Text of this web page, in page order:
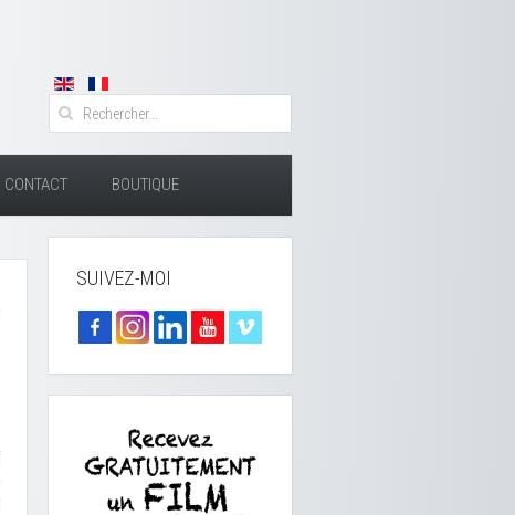
CONTACT BOUTIQUE
SUIVEZ-MOI